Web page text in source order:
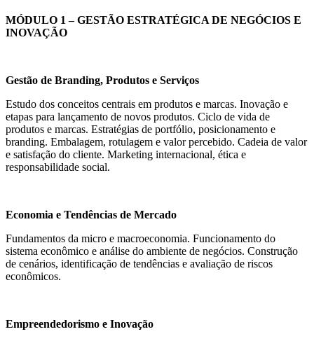
MÓDULO 1 – GESTÃO ESTRATÉGICA DE NEGÓCIOS E
INOVAÇÃO
Gestão de Branding, Produtos e Serviços
Estudo dos conceitos centrais em produtos e marcas. Inovação e
etapas para lançamento de novos produtos. Ciclo de vida de
produtos e marcas. Estratégias de portfólio, posicionamento e
branding. Embalagem, rotulagem e valor percebido. Cadeia de valor
e satisfação do cliente. Marketing internacional, ética e
responsabilidade social.
Economia e Tendências de Mercado
Fundamentos da micro e macroeconomia. Funcionamento do
sistema econômico e análise do ambiente de negócios. Construção
de cenários, identificação de tendências e avaliação de riscos
econômicos.
Empreendedorismo e Inovação